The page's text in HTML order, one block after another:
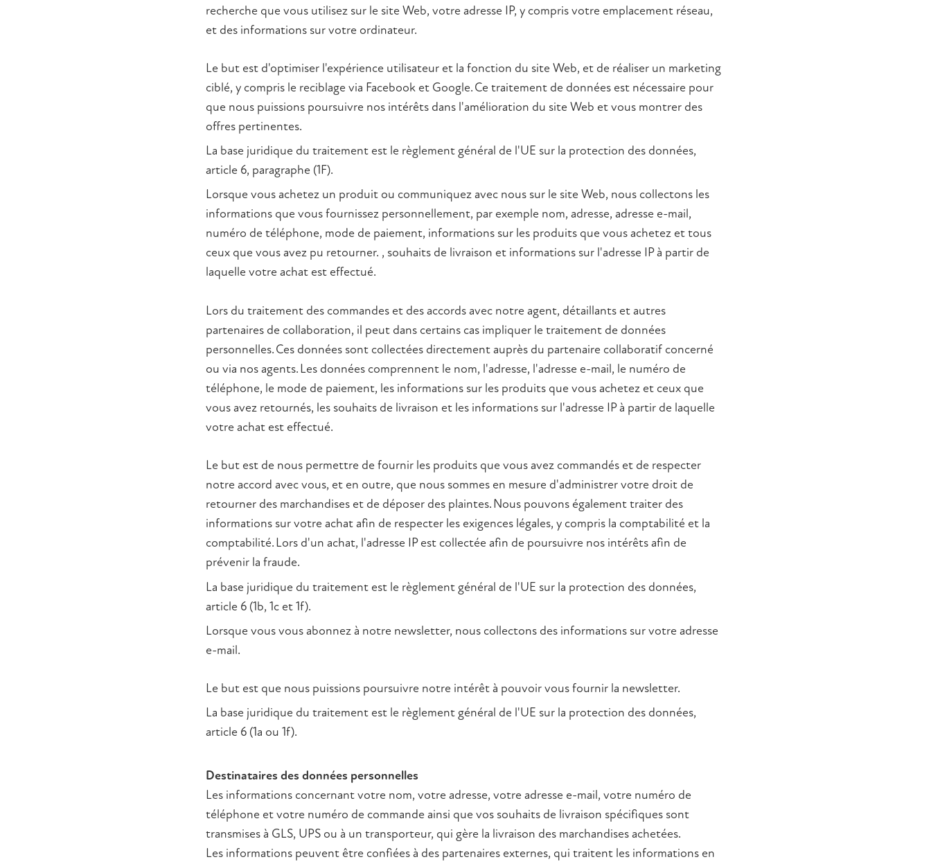
recherche que vous utilisez sur le site Web, votre adresse IP, y compris votre emplacement réseau,
et des informations sur votre ordinateur.
Le but est d'optimiser l'expérience utilisateur et la fonction du site Web, et de réaliser un marketing
ciblé, y compris le reciblage via Facebook et Google. Ce traitement de données est nécessaire pour
que nous puissions poursuivre nos intérêts dans l'amélioration du site Web et vous montrer des
offres pertinentes.
La base juridique du traitement est le règlement général de l'UE sur la protection des données,
article 6, paragraphe (1F).
Lorsque vous achetez un produit ou communiquez avec nous sur le site Web, nous collectons les
informations que vous fournissez personnellement, par exemple nom, adresse, adresse e-mail,
numéro de téléphone, mode de paiement, informations sur les produits que vous achetez et tous
ceux que vous avez pu retourner. , souhaits de livraison et informations sur l'adresse IP à partir de
laquelle votre achat est effectué.
Lors du traitement des commandes et des accords avec notre agent, détaillants et autres
partenaires de collaboration, il peut dans certains cas impliquer le traitement de données
personnelles. Ces données sont collectées directement auprès du partenaire collaboratif concerné
ou via nos agents. Les données comprennent le nom, l'adresse, l'adresse e-mail, le numéro de
téléphone, le mode de paiement, les informations sur les produits que vous achetez et ceux que
vous avez retournés, les souhaits de livraison et les informations sur l'adresse IP à partir de laquelle
votre achat est effectué.
Le but est de nous permettre de fournir les produits que vous avez commandés et de respecter
notre accord avec vous, et en outre, que nous sommes en mesure d'administrer votre droit de
retourner des marchandises et de déposer des plaintes. Nous pouvons également traiter des
informations sur votre achat afin de respecter les exigences légales, y compris la comptabilité et la
comptabilité. Lors d'un achat, l'adresse IP est collectée afin de poursuivre nos intérêts afin de
prévenir la fraude.
La base juridique du traitement est le règlement général de l'UE sur la protection des données,
article 6 (1b, 1c et 1f).
Lorsque vous vous abonnez à notre newsletter, nous collectons des informations sur votre adresse
e-mail.
Le but est que nous puissions poursuivre notre intérêt à pouvoir vous fournir la newsletter.
La base juridique du traitement est le règlement général de l'UE sur la protection des données,
article 6 (1a ou 1f).
Destinataires des données personnelles
Les informations concernant votre nom, votre adresse, votre adresse e-mail, votre numéro de
téléphone et votre numéro de commande ainsi que vos souhaits de livraison spécifiques sont
transmises à GLS, UPS ou à un transporteur, qui gère la livraison des marchandises achetées.
Les informations peuvent être confiées à des partenaires externes, qui traitent les informations en